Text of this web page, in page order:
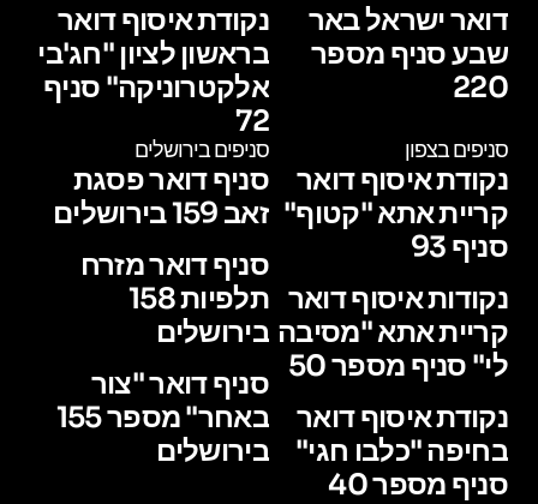
דואר ישראל באר
שבע סניף מספר
220
נקודת איסוף דואר
בראשון לציון "חג'בי
אלקטרוניקה" סניף
72
סניפים בצפון
נקודת איסוף דואר
קריית אתא "קטוף"
סניף 93
נקודות איסוף דואר
קריית אתא "מסיבה
לי" סניף מספר 50
נקודת איסוף דואר
בחיפה "כלבו חגי"
סניף מספר 40
סניפים בירושלים
סניף דואר פסגת
זאב 159 בירושלים
סניף דואר מזרח
תלפיות 158
בירושלים
סניף דואר "צור
באחר" מספר 155
בירושלים